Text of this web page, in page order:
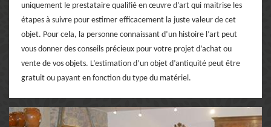
uniquement le prestataire qualifié en œuvre d’art qui maitrise les
étapes à suivre pour estimer efficacement la juste valeur de cet
objet. Pour cela, la personne connaissant d’un histoire l’art peut
vous donner des conseils précieux pour votre projet d’achat ou
vente de vos objets. L’estimation d’un objet d’antiquité peut être
gratuit ou payant en fonction du type du matériel.